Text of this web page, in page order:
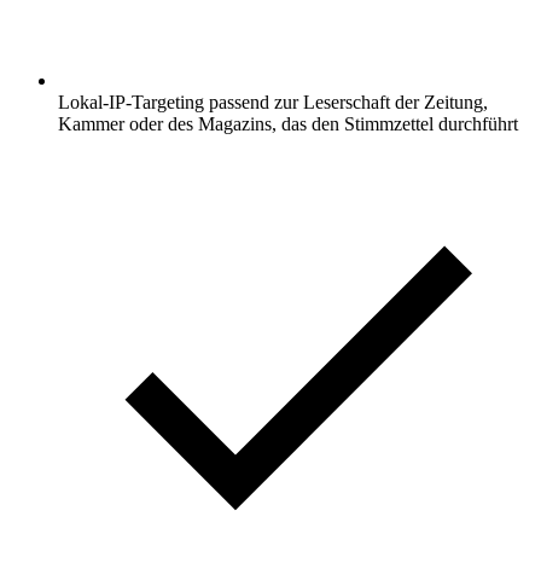
Lokal-IP-Targeting passend zur Leserschaft der Zeitung,
Kammer oder des Magazins, das den Stimmzettel durchführt